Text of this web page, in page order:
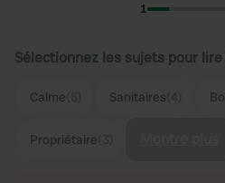
1
Sélectionnez les sujets pour
Calme Sanitaires
Propriétaire